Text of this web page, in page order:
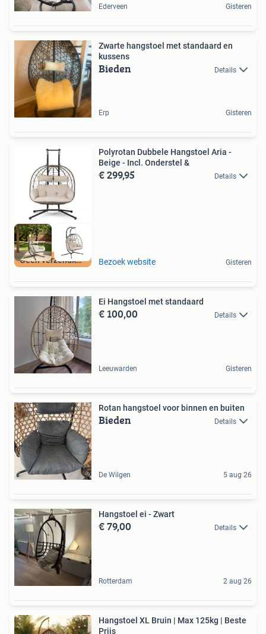
Ederveen Gisteren
Zwarte hangstoel met standaard en
kussens
Bieden Details
Erp Gisteren
Geen verzendkosten
Polyrotan Dubbele Hangstoel Aria -
Beige - Incl. Onderstel &
€ 299,95 Details
Bezoek website Gisteren
Ei Hangstoel met standaard
€ 100,00 Details
Leeuwarden Gisteren
Rotan hangstoel voor binnen en buiten
Bieden Details
De Wilgen 5 aug 26
Hangstoel ei - Zwart
€ 79,00 Details
Rotterdam 2 aug 26
Hangstoel XL Bruin | Max 125kg | Beste
Prijs